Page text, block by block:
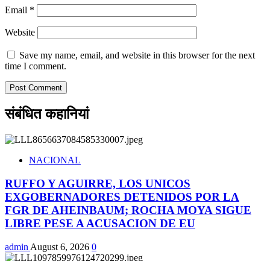
Email *
Website
Save my name, email, and website in this browser for the next
time I comment.
संबंधित कहानियां
NACIONAL
RUFFO Y AGUIRRE, LOS UNICOS
EXGOBERNADORES DETENIDOS POR LA
FGR DE AHEINBAUM; ROCHA MOYA SIGUE
LIBRE PESE A ACUSACION DE EU
admin August 6, 2026 0